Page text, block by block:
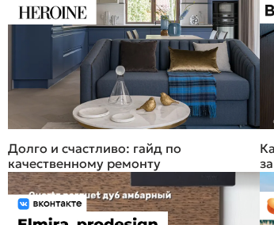
Долго и счастливо: гайд по
качественному ремонту